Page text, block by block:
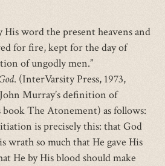
His word the present heavens and
for fire, kept for the day of
of ungodly men.”
. (InterVarsity Press, 1973,
Murray’s definition of
The Atonement) as follows:
is precisely this: that God
wrath so much that He gave His
He by His blood should make